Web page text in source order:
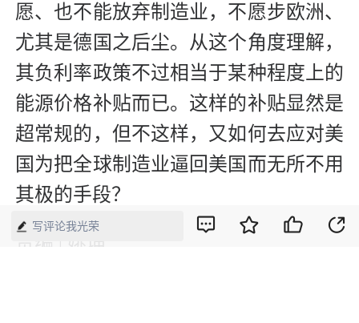
愿、也不能放弃制造业，不愿步欧洲、
尤其是德国之后尘。从这个角度理解，
其负利率政策不过相当于某种程度上的
能源价格补贴而已。这样的补贴显然是
超常规的，但不这样，又如何去应对美
国为把全球制造业逼回美国而无所不用
其极的手段？
责编 | 姚坤
写评论我光荣